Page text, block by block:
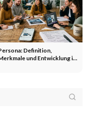
Definition,
und Entwicklung im